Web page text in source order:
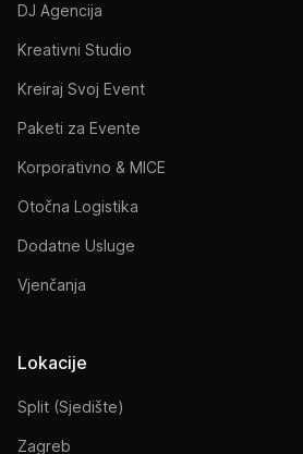
DJ Agencija
Kreativni Studio
Kreiraj Svoj Event
Paketi za Evente
Korporativno & MICE
Otočna Logistika
Dodatne Usluge
Vjenčanja
Lokacije
Split (Sjedište)
Zagreb